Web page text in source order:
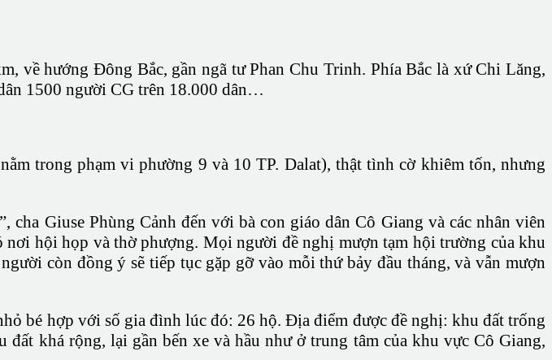
về hướng Đông Bắc, gần ngã tư Phan Chu Trinh. Phía Bắc là xứ Chi Lăng,
1500 người CG trên 18.000 dân…
trong phạm vi phường 9 và 10 TP. Dalat), thật tình cờ khiêm tốn, nhưng
Giuse Phùng Cảnh đến với bà con giáo dân Cô Giang và các nhân viên
hội họp và thờ phượng. Mọi người đề nghị mượn tạm hội trường của khu
còn đồng ý sẽ tiếp tục gặp gỡ vào mỗi thứ bảy đầu tháng, và vẫn mượn
bé hợp với số gia đình lúc đó: 26 hộ. Ðịa điểm được đề nghị: khu đất trống
khá rộng, lại gần bến xe và hầu như ở trung tâm của khu vực Cô Giang,